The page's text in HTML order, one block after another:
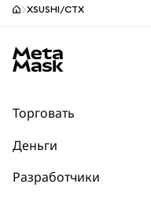
XSUSHI/CTX
Торговать
Прогнозы
Деньги
Разработчики